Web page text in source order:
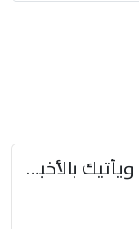
ستبدي لك الأيام ما كنت جاهلا … ويأتيك بالأخبار من لم تزوّد